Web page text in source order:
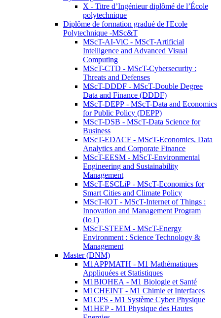
X - Titre d’Ingénieur diplômé de l’École
polytechnique
Diplôme de formation gradué de l'Ecole
Polytechnique -MSc&T
MScT-AI-ViC - MScT-Artificial
Intelligence and Advanced Visual
Computing
MScT-CTD - MScT-Cybersecurity :
Threats and Defenses
MScT-DDDF - MScT-Double Degree
Data and Finance (DDDF)
MScT-DEPP - MScT-Data and Economics
for Public Policy (DEPP)
MScT-DSB - MScT-Data Science for
Business
MScT-EDACF - MScT-Economics, Data
Analytics and Corporate Finance
MScT-EESM - MScT-Environmental
Engineering and Sustainability
Management
MScT-ESCLiP - MScT-Economics for
Smart Cities and Climate Policy
MScT-IOT - MScT-Internet of Things :
Innovation and Management Program
(IoT)
MScT-STEEM - MScT-Energy
Environment : Science Technology &
Management
Master (DNM)
M1APPMATH - M1 Mathématiques
Appliquées et Statistiques
M1BIOHEA - M1 Biologie et Santé
M1CHEINT - M1 Chimie et Interfaces
M1CPS - M1 Système Cyber Physique
M1HEP - M1 Physique des Hautes